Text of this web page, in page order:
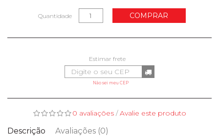
Quantidade COMPRAR
Não sei meu CEP
0 avaliações/Avalie este produto
Descrição Avaliações (0)